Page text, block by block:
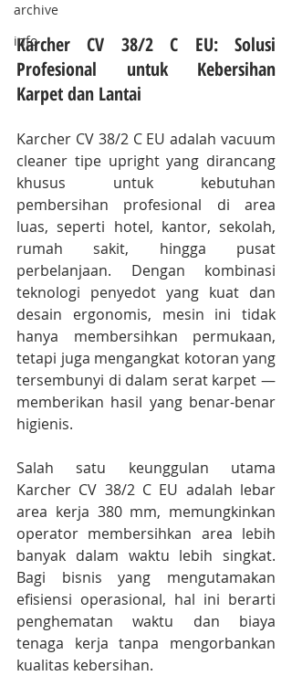
archive
info
Karcher CV 38/2 C EU: Solusi
Profesional untuk Kebersihan
Karpet dan Lantai
Karcher CV 38/2 C EU adalah vacuum
cleaner tipe upright yang dirancang
khusus untuk kebutuhan
pembersihan profesional di area
luas, seperti hotel, kantor, sekolah,
rumah sakit, hingga pusat
perbelanjaan. Dengan kombinasi
teknologi penyedot yang kuat dan
desain ergonomis, mesin ini tidak
hanya membersihkan permukaan,
tetapi juga mengangkat kotoran yang
tersembunyi di dalam serat karpet —
memberikan hasil yang benar-benar
higienis.
Salah satu keunggulan utama
Karcher CV 38/2 C EU adalah lebar
area kerja 380 mm, memungkinkan
operator membersihkan area lebih
banyak dalam waktu lebih singkat.
Bagi bisnis yang mengutamakan
efisiensi operasional, hal ini berarti
penghematan waktu dan biaya
tenaga kerja tanpa mengorbankan
kualitas kebersihan.